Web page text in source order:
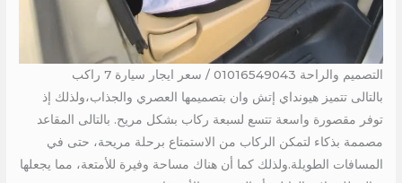
التصميم والراحة 01016549043 / سعر ايجار سيارة 7 راكب
بالتالى تتميز هيونداي إتش وان بتصميمها العصري والجذاب،ولذلك إذ
توفر مقصورة واسعة تتسع لسبعة ركاب بشكل مريح. بالتالى المقاعد
مصممة بذكاء لتمكن الركاب من الاستمتاع برحلة مريحة، حتى في
المسافات الطويلة.ولذلك كما أن هناك مساحة وفيرة للأمتعة، مما يجعلها